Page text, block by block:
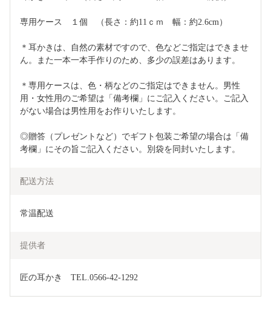
専用ケース　１個　（長さ：約11ｃｍ　幅：約2.6cm）
＊耳かきは、自然の素材ですので、色などご指定はできませ
ん。また一本一本手作りのため、多少の誤差はあります。
＊専用ケースは、色・柄などのご指定はできません。男性
用・女性用のご希望は「備考欄」にご記入ください。ご記入
がない場合は男性用をお作りいたします。
◎贈答（プレゼントなど）でギフト包装ご希望の場合は「備
考欄」にその旨ご記入ください。別袋を同封いたします。
配送方法
常温配送
提供者
匠の耳かき　TEL.0566-42-1292